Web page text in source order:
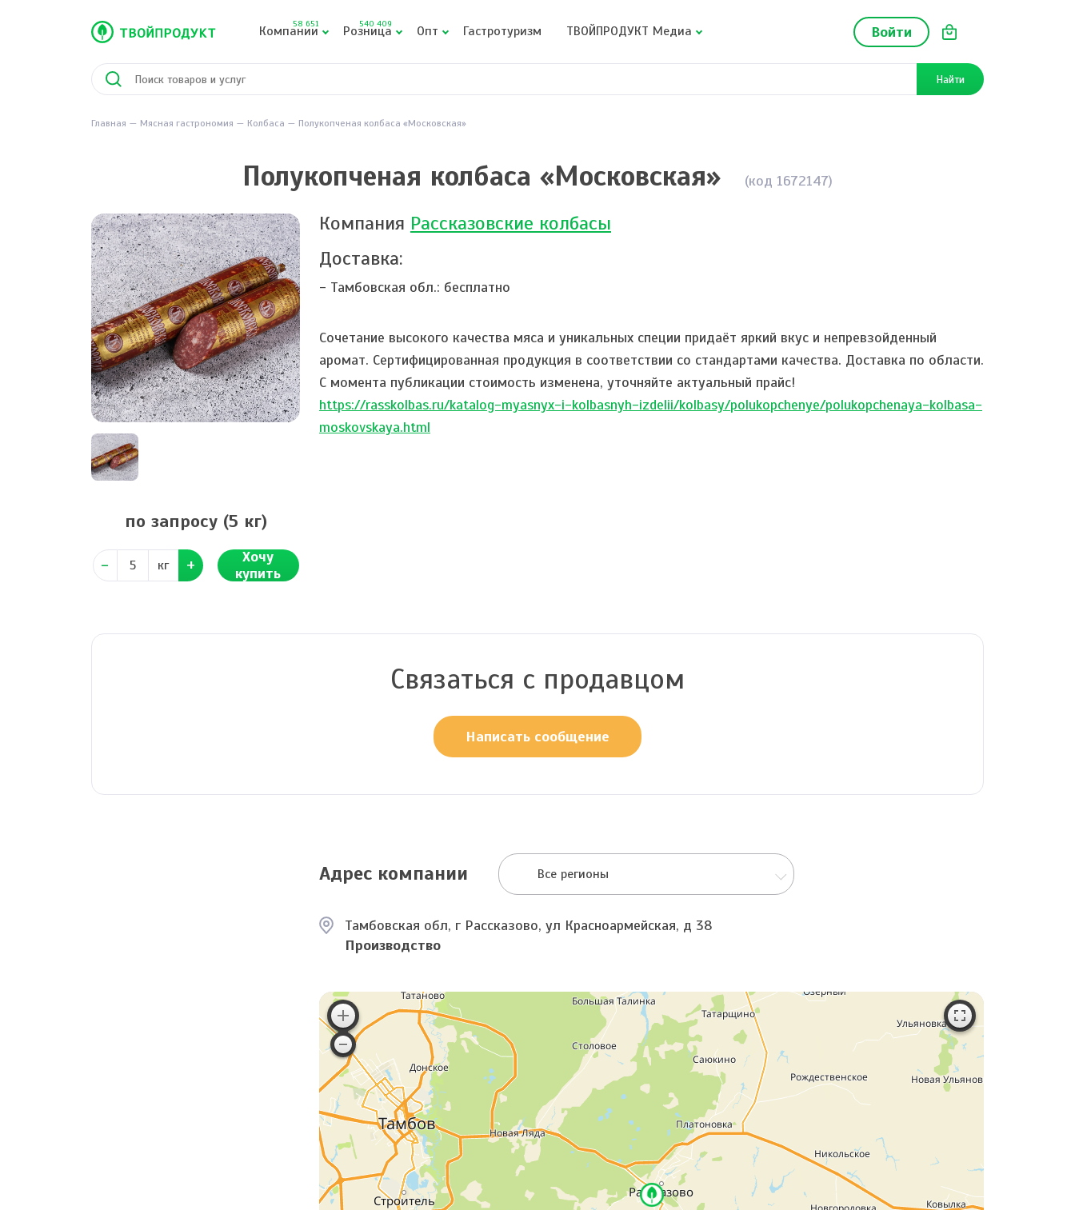
Войти
Компании
58 651 Розница
540 409 Опт Гастротуризм ТВОЙПРОДУКТ Медиа
Найти
Главная Мясная гастрономия Колбаса Полукопченая колбаса «Московская»
Полукопченая колбаса «Московская» (код 1672147)
по запросу (5 кг)
кг
Хочу
купить
Компания Рассказовские колбасы
Доставка:
- Тамбовская обл.: бесплатно
Сочетание высокого качества мяса и уникальных специи придаёт яркий вкус и непревзойденный
аромат. Сертифицированная продукция в соответствии со стандартами качества. Доставка по области.
С момента публикации стоимость изменена, уточняйте актуальный прайс!
https://rasskolbas.ru/katalog-myasnyx-i-kolbasnyh-izdelii/kolbasy/polukopchenye/polukopchenaya-kolbasa-
moskovskaya.html
Связаться с продавцом
Написать сообщение
Адрес компании Все регионы
Тамбовская обл, г Рассказово, ул Красноармейская, д 38
Производство